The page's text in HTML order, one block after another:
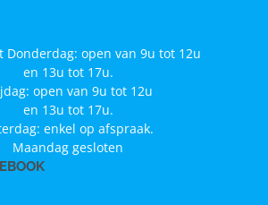
Donderdag: open van 9u tot 12u
en 13u tot 17u.
open van 9u tot 12u
en 13u tot 17u.
enkel op afspraak.
Maandag gesloten